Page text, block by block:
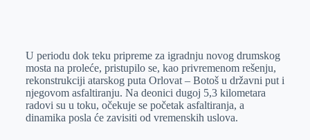
U periodu dok teku pripreme za igradnju novog drumskog
mosta na proleće, pristupilo se, kao privremenom rešenju,
rekonstrukciji atarskog puta Orlovat – Botoš u državni put i
njegovom asfaltiranju. Na deonici dugoj 5,3 kilometara
radovi su u toku, očekuje se početak asfaltiranja, a
dinamika posla će zavisiti od vremenskih uslova.